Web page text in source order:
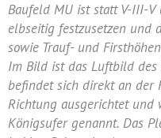
Baufeld MU ist statt V-III-V
elbseitig festzusetzen und
sowie Trauf- und
Im Bild ist das Luftbild
befindet sich direkt an der
Richtung ausgerichtet und
Königsufer genannt. Das